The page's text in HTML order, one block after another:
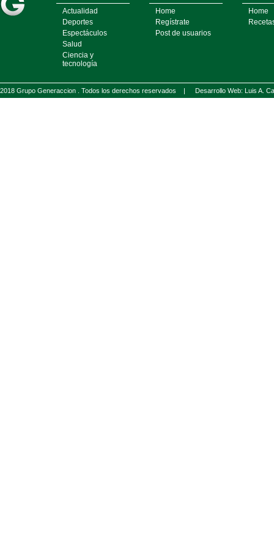
Actualidad
Deportes
Espectáculos
Salud
Ciencia y
tecnología
Home
Regístrate
Post de usuarios
Home
2018 Grupo Generaccion . Todos los derechos reservados | Desarrollo Web: Luis